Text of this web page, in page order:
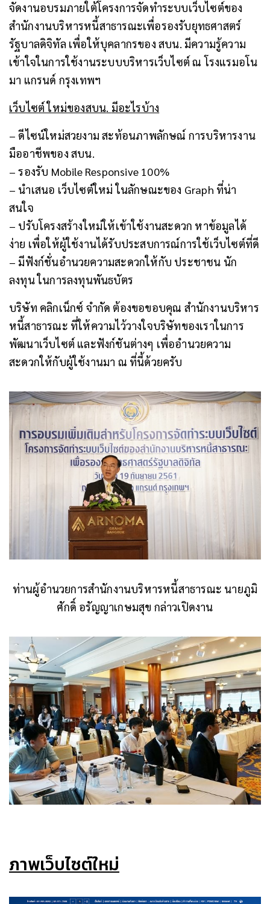
จัดงานอบรมภายใต้โครงการจัดทำระบบเว็บไซต์ของ
สำนักงานบริหารหนี้สาธารณะเพื่อรองรับยุทธศาสตร์
รัฐบาลดิจิทัล เพื่อให้บุคลากรของ สบน. มีความรู้ความ
เข้าใจในการใช้งานระบบบริหารเว็บไซต์ ณ โรงแรมอโน
มา แกรนด์ กรุงเทพฯ
เว็บไซต์ ใหม่ของสบน. มีอะไรบ้าง
– ดีไซน์ใหม่สวยงาม สะท้อนภาพลักษณ์ การบริหารงาน
มืออาชีพของ สบน.
– รองรับ Mobile Responsive 100%
– นำเสนอ เว็บไซต์ใหม่ ในลักษณะของ Graph ที่น่า
สนใจ
– ปรับโครงสร้างใหม่ให้เข้าใช้งานสะดวก หาข้อมูลได้
ง่าย เพื่อให้ผู้ใช้งานได้รับประสบการณ์การใช้เว็บไซต์ที่ดี
– มีฟังก์ชั่นอำนวยความสะดวกให้กับ ประชาชน นัก
ลงทุน ในการลงทุนพันธบัตร
บริษัท คลิกเน็กซ์ จำกัด ต้องขอขอบคุณ สำนักงานบริหาร
หนี้สาธารณะ ที่ให้ความไว้วางใจบริษัทของเราในการ
พัฒนาเว็บไซต์ และฟังก์ชันต่างๆ เพื่ออำนวยความ
สะดวกให้กับผู้ใช้งานมา ณ ที่นี้ด้วยครับ
ท่านผู้อำนวยการสำนักงานบริหารหนี้สาธารณะ นายภูมิ
ศักดิ์ อรัญญาเกษมสุข กล่าวเปิดงาน
ภาพเว็บไซต์ใหม่